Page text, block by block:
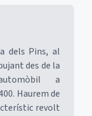
dels Pins, al
des de la
a
Haurem de
revolt